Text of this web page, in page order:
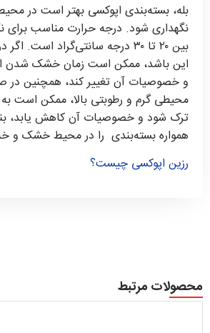
بله، بسته‌بندی اپوکسی بهتر است در
نگهداری شود. درجه حرارت مناسب برای
بین ۲۰ تا ۳۰ درجه سانتی‌گراد است.
این باشد، ممکن است زمان خشک شدن
و خصوصیات آن تغییر کند، همچنین در
محیطی گرم و رطوبتی بالا، ممکن است
ترک شود و خصوصیات آن کاهش یابد،
همواره بسته‌بندی را در محیط خشک و
رزین اپوکسی چیست؟
محصولات مرتبط